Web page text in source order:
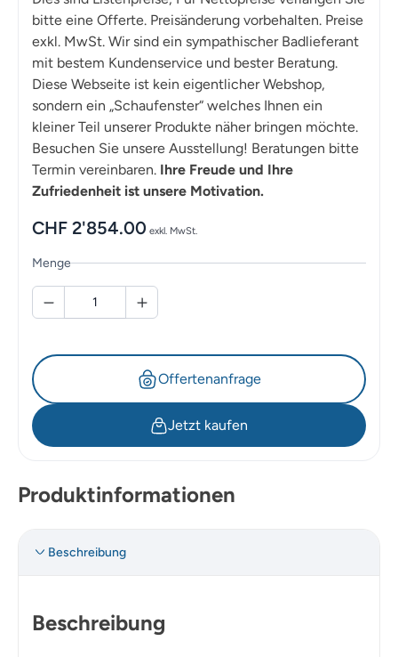
bitte eine Offerte. Preisänderung vorbehalten. Preise
exkl. MwSt. Wir sind ein sympathischer Badlieferant
mit bestem Kundenservice und bester Beratung.
Diese Webseite ist kein eigentlicher Webshop,
sondern ein „Schaufenster“ welches Ihnen ein
kleiner Teil unserer Produkte näher bringen möchte.
Besuchen Sie unsere Ausstellung! Beratungen bitte
Termin vereinbaren. Ihre Freude und Ihre
Zufriedenheit ist unsere Motivation.
CHF 2'854.00 exkl. MwSt.
Menge
Offertenanfrage
Jetzt kaufen
Produktinformationen
Beschreibung
Beschreibung